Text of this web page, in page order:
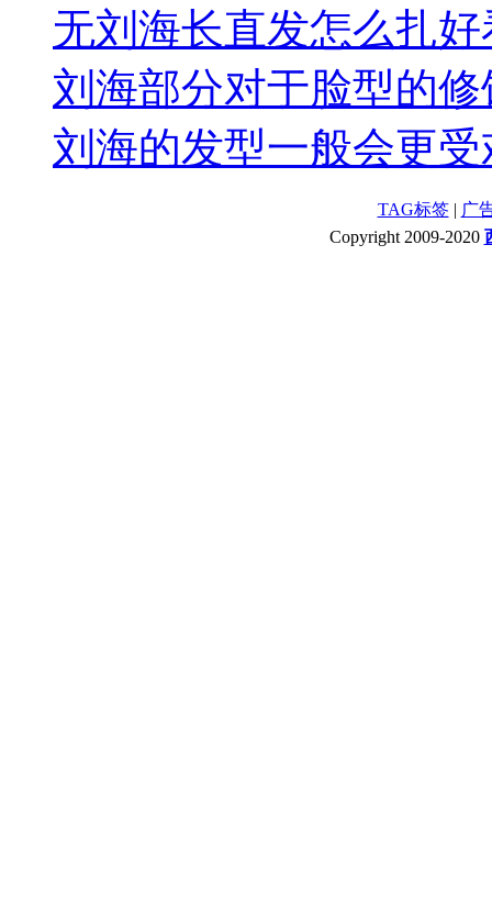
无刘海长直发怎么扎好
刘海部分对于脸型的
刘海的发型一般会更
TAG标签 | 广
Copyright 2009-2020